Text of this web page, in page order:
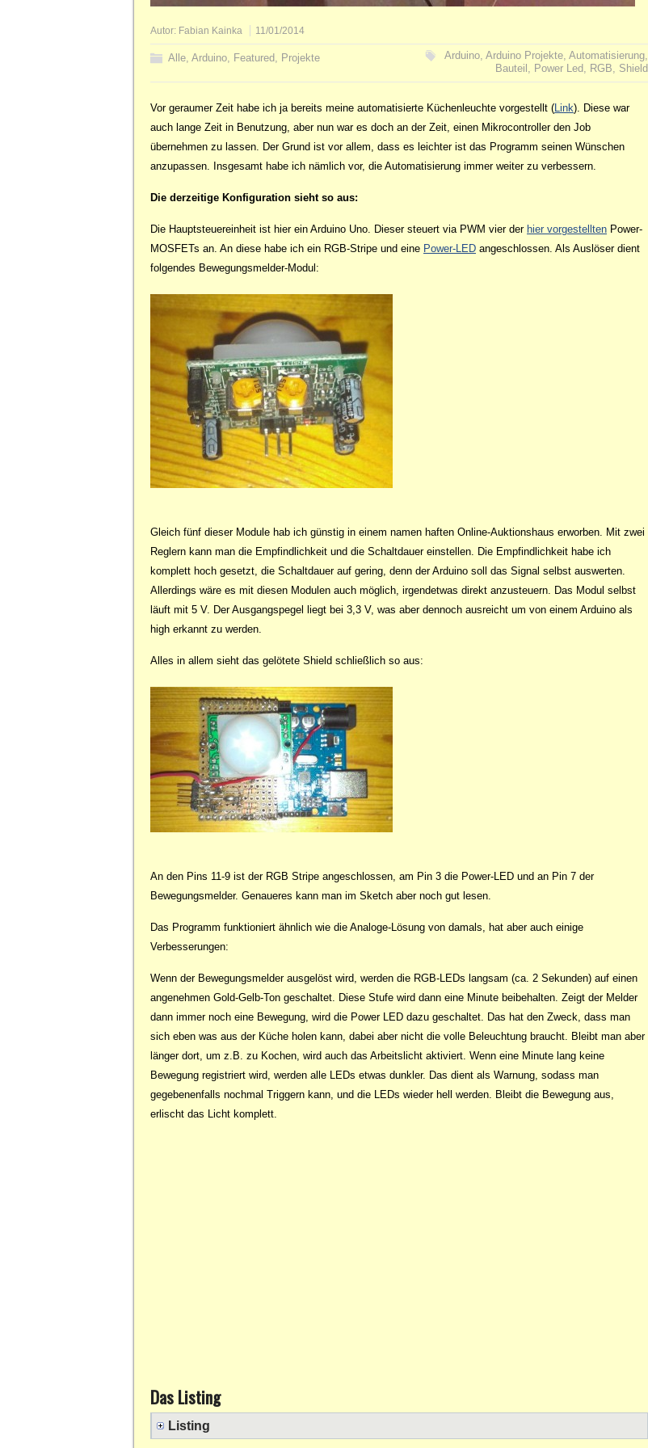
Autor: Fabian Kainka 11/01/2014
Alle, Arduino, Featured, Projekte Arduino, Arduino Projekte, Automatisierung,
Bauteil , Power Led, RGB, Shield
Vor geraumer Zeit habe ich ja bereits meine automatisierte Küchenleuchte vorgestellt (Link). Diese war
auch lange Zeit in Benutzung, aber nun war es doch an der Zeit, einen Mikrocontroller den Job
übernehmen zu lassen. Der Grund ist vor allem, dass es leichter ist das Programm seinen Wünschen
anzupassen. Insgesamt habe ich nämlich vor, die Automatisierung immer weiter zu verbessern.
Die derzeitige Konfiguration sieht so aus:
Die Hauptsteuereinheit ist hier ein Arduino Uno. Dieser steuert via PWM vier der hier vorgestellten Power-
MOSFETs an. An diese habe ich ein RGB-Stripe und eine Power-LED angeschlossen. Als Auslöser dient
folgendes Bewegungsmelder-Modul:
Gleich fünf dieser Module hab ich günstig in einem namen haften Online-Auktionshaus erworben. Mit zwei
Reglern kann man die Empfindlichkeit und die Schaltdauer einstellen. Die Empfindlichkeit habe ich
komplett hoch gesetzt, die Schaltdauer auf gering, denn der Arduino soll das Signal selbst auswerten.
Allerdings wäre es mit diesen Modulen auch möglich, irgendetwas direkt anzusteuern. Das Modul selbst
läuft mit 5 V. Der Ausgangspegel liegt bei 3,3 V, was aber dennoch ausreicht um von einem Arduino als
high erkannt zu werden.
Alles in allem sieht das gelötete Shield schließlich so aus:
An den Pins 11-9 ist der RGB Stripe angeschlossen, am Pin 3 die Power-LED und an Pin 7 der
Bewegungsmelder. Genaueres kann man im Sketch aber noch gut lesen.
Das Programm funktioniert ähnlich wie die Analoge-Lösung von damals, hat aber auch einige
Verbesserungen:
Wenn der Bewegungsmelder ausgelöst wird, werden die RGB-LEDs langsam (ca. 2 Sekunden) auf einen
angenehmen Gold-Gelb-Ton geschaltet. Diese Stufe wird dann eine Minute beibehalten. Zeigt der Melder
dann immer noch eine Bewegung, wird die Power LED dazu geschaltet. Das hat den Zweck, dass man
sich eben was aus der Küche holen kann, dabei aber nicht die volle Beleuchtung braucht. Bleibt man aber
länger dort, um z.B. zu Kochen, wird auch das Arbeitslicht aktiviert. Wenn eine Minute lang keine
Bewegung registriert wird, werden alle LEDs etwas dunkler. Das dient als Warnung, sodass man
gegebenenfalls nochmal Triggern kann, und die LEDs wieder hell werden. Bleibt die Bewegung aus,
erlischt das Licht komplett.
Das Listing
Listing